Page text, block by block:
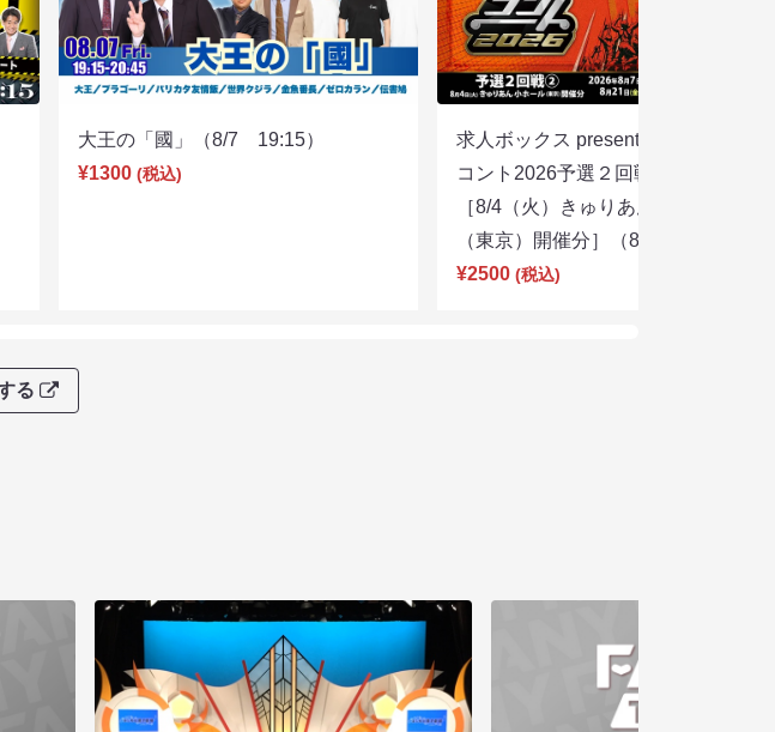
大王の「國」（8/7 19:15）
¥1300 (税込)
求人ボックス presents キングオブ
コント2026予選２回戦②
［8/4（火）きゅりあん 小ホール
（東京）開催分］（8/7 18:00）
¥2500 (税込)
る